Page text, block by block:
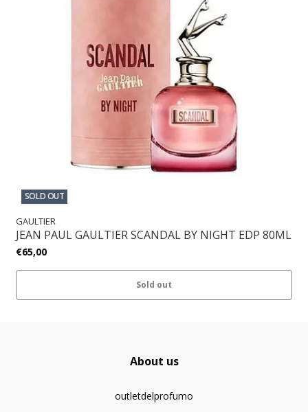
SOLD OUT
GAULTIER
JEAN PAUL GAULTIER SCANDAL BY NIGHT EDP 80ML
€65,00
Sold out
About us
outletdelprofumo